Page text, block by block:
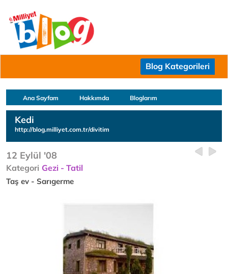
Blog Kategorileri
Ana Sayfam Hakkımda Bloglarım
Kedi
http://blog.milliyet.com.tr/divitim
12 Eylül '08
Kategori Gezi - Tatil
Taş ev - Sarıgerme